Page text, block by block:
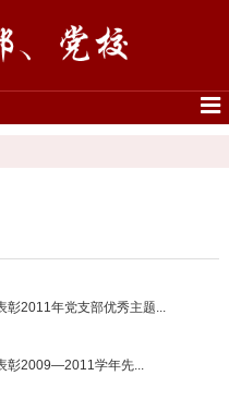
彰2011年党支部优秀主题...
彰2009—2011学年先...